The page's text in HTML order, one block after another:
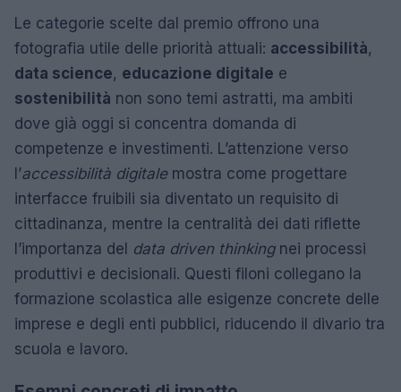
Le categorie scelte dal premio offrono una
fotografia utile delle priorità attuali: accessibilità,
data science, educazione digitale e
sostenibilità non sono temi astratti, ma ambiti
dove già oggi si concentra domanda di
competenze e investimenti. L’attenzione verso
l’accessibilità digitalemostra come progettare
interfacce fruibili sia diventato un requisito di
cittadinanza, mentre la centralità dei dati riflette
l’importanza del data driven thinkingnei processi
produttivi e decisionali. Questi filoni collegano la
formazione scolastica alle esigenze concrete delle
imprese e degli enti pubblici, riducendo il divario tra
scuola e lavoro.